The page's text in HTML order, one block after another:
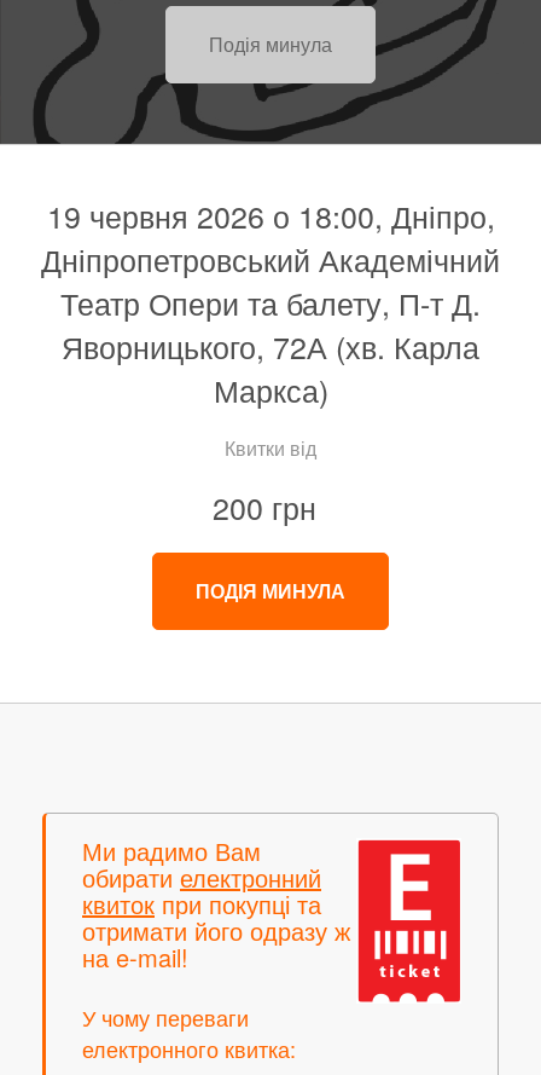
Подія минула
19 червня 2026 о 18:00, Дніпро,
Дніпропетровський Академічний
Театр Опери та балету, П-т Д.
Яворницького, 72А (хв. Карла
Маркса)
Квитки від
200 грн
ПОДІЯ МИНУЛА
Ми радимо Вам
обирати електронний
квиток при покупці та
отримати його одразу ж
на e-mail!
У чому переваги
електронного квитка: